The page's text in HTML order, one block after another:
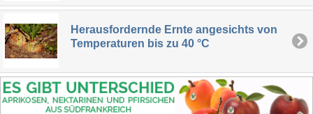
Herausfordernde Ernte angesichts von
Temperaturen bis zu 40 °C